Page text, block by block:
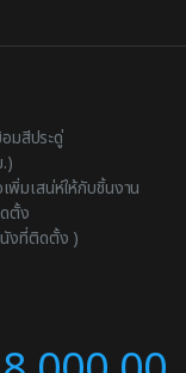
มสีประดู่
พิ่มเสน่ห์ให้กับชิ้นงาน
ตั้ง
งที่ติดตั้ง )